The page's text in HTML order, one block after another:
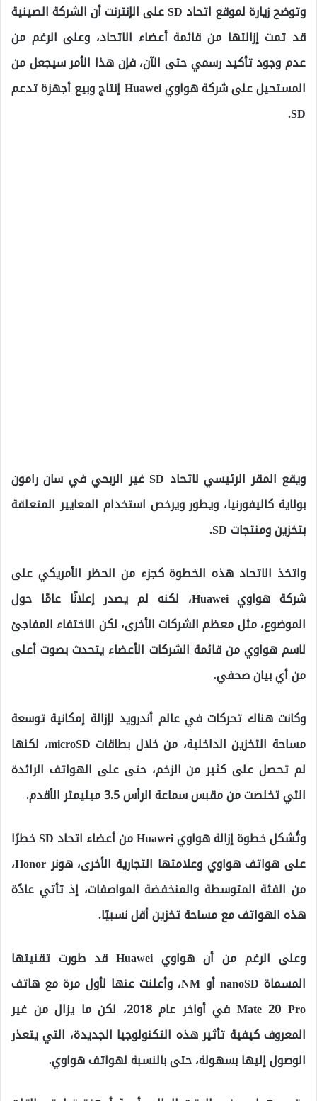
وتوضح زيارة لموقع اتحاد SD على الإنترنت أن الشركة الصينية
قد تمت إزالتها من قائمة أعضاء الاتحاد، وعلى الرغم من
عدم وجود تأكيد رسمي حتى الآن، فإن هذا الأمر سيجعل من
المستحيل على شركة هواوي Huawei إنتاج وبيع أجهزة تدعم
SD.
ويقع المقر الرئيسي لاتحاد SD غير الربحي في سان رامون
بولاية كاليفورنيا، ويطور ويرخص استخدام المعايير المتعلقة
بتخزين ومنتجات SD.
واتخذ الاتحاد هذه الخطوة كجزء من الحظر الأمريكي على
شركة هواوي Huawei، لكنه لم يصدر إعلانًا عامًا حول
الموضوع، مثل معظم الشركات الأخرى، لكن الاختفاء المفاجئ
لاسم هواوي من قائمة الشركات الأعضاء يتحدث بصوت أعلى
من أي بيان صحفي.
وكانت هناك تحركات في عالم أندرويد لإزالة إمكانية توسعة
مساحة التخزين الداخلية، من خلال بطاقات microSD، لكنها
لم تحصل على كثير من الزخم، حتى على الهواتف الرائدة
التي تخلصت من مقبس سماعة الرأس 3.5 ميليمتر الأقدم.
وتُشكل خطوة إزالة هواوي Huawei من أعضاء اتحاد SD خطرًا
على هواتف هواوي وعلامتها التجارية الأخرى، هونر Honor،
من الفئة المتوسطة والمنخفضة المواصفات، إذ تأتي عادًة
هذه الهواتف مع مساحة تخزين أقل نسبيًا.
وعلى الرغم من أن هواوي Huawei قد طورت تقنيتها
المسماة nanoSD أو NM، وأعلنت عنها لأول مرة مع هاتف
Mate 20 Pro في أواخر عام 2018، لكن ما يزال من غير
المعروف كيفية تأثير هذه التكنولوجيا الجديدة، التي يتعذر
الوصول إليها بسهولة، حتى بالنسبة لهواتف هواوي.